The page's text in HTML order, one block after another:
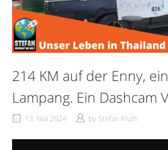
214 KM auf der Enny,
Lampang. Ein Dashcam
13. Mai 2024 by Stefan Kluth